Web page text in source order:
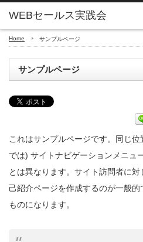
Home サンプルページ
サンプルページ
これはサンプルページです。同じ
では) サイトナビゲーションメニュ
とは異なります。サイト訪問者に
己紹介ページを作成するのが一般
ものになります。